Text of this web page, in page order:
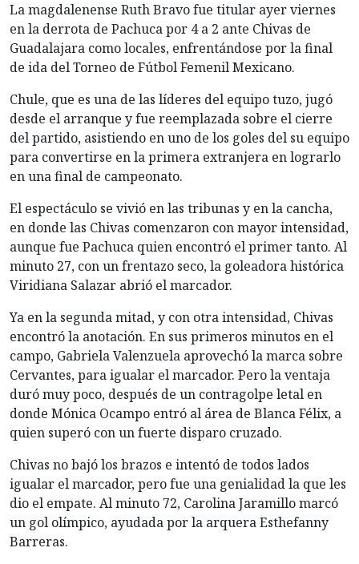
La magdalenense Ruth Bravo fue titular ayer viernes
en la derrota de Pachuca por 4 a 2 ante Chivas de
Guadalajara como locales, enfrentándose por la final
de ida del Torneo de Fútbol Femenil Mexicano.
Chule, que es una de las líderes del equipo tuzo, jugó
desde el arranque y fue reemplazada sobre el cierre
del partido, asistiendo en uno de los goles del su equipo
para convertirse en la primera extranjera en lograrlo
en una final de campeonato.
El espectáculo se vivió en las tribunas y en la cancha,
en donde las Chivas comenzaron con mayor intensidad,
aunque fue Pachuca quien encontró el primer tanto. Al
minuto 27, con un frentazo seco, la goleadora histórica
Viridiana Salazar abrió el marcador.
Ya en la segunda mitad, y con otra intensidad, Chivas
encontró la anotación. En sus primeros minutos en el
campo, Gabriela Valenzuela aprovechó la marca sobre
Cervantes, para igualar el marcador. Pero la ventaja
duró muy poco, después de un contragolpe letal en
donde Mónica Ocampo entró al área de Blanca Félix, a
quien superó con un fuerte disparo cruzado.
Chivas no bajó los brazos e intentó de todos lados
igualar el marcador, pero fue una genialidad la que les
dio el empate. Al minuto 72, Carolina Jaramillo marcó
un gol olímpico, ayudada por la arquera Esthefanny
Barreras.